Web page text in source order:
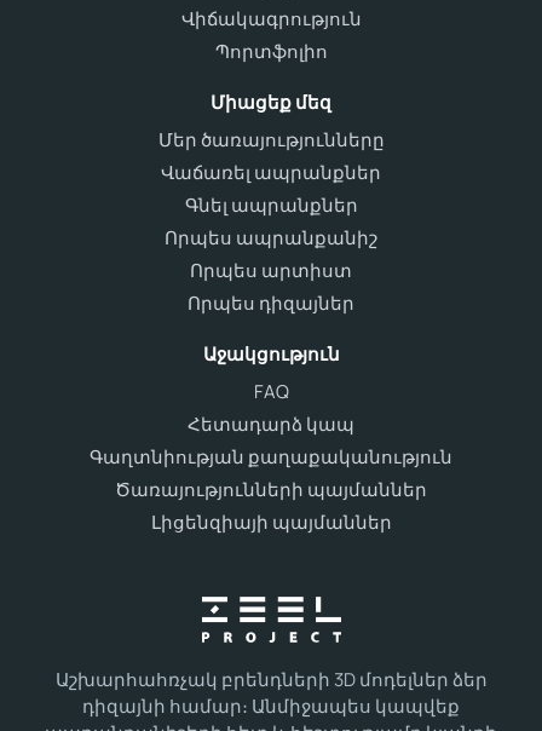
Աշխարհահռչակ բրենդների 3D մոդելներ ձեր
դիզայնի համար։ Անմիջապես կապվեք
Վիճակագրություն
Պորտֆոլիո
Միացեք մեզ
Մեր ծառայությունները
Վաճառել ապրանքներ
Գնել ապրանքներ
Որպես ապրանքանիշ
Որպես արտիստ
Որպես դիզայներ
Աջակցություն
FAQ
Հետադարձ կապ
Գաղտնիության քաղաքականություն
Ծառայությունների պայմաններ
Լիցենզիայի պայմաններ